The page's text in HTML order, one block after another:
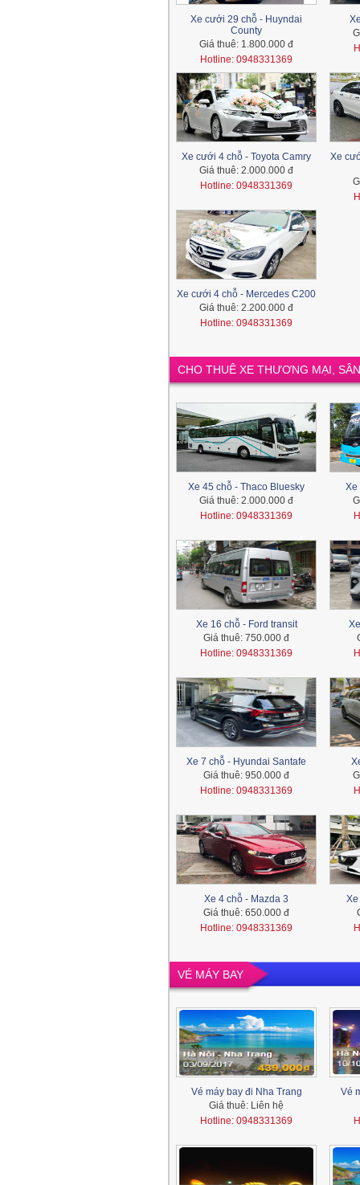
Xe cưới 29 chỗ - Huyndai
County
Giá thuê: 1.800.000 đ
Hotline: 0948331369
Xe cưới 4 chỗ - Toyota Camry
Giá thuê: 2.000.000 đ
Hotline: 0948331369
Xe
Xe cưới 4 chỗ - Mercedes C200
Giá thuê: 2.200.000 đ
Hotline: 0948331369
CHO THUÊ XE THƯƠNG MẠI,
Xe 45 chỗ - Thaco Bluesky
Giá thuê: 2.000.000 đ
Hotline: 0948331369
Xe
Xe 16 chỗ - Ford transit
Giá thuê: 750.000 đ
Hotline: 0948331369
Xe 7 chỗ - Hyundai Santafe
Giá thuê: 950.000 đ
Hotline: 0948331369
Xe 4 chỗ - Mazda 3
Giá thuê: 650.000 đ
Hotline: 0948331369
Xe
VÉ MÁY BAY
Vé máy bay đi Nha Trang
Giá thuê: Liên hệ
Hotline: 0948331369
Vé